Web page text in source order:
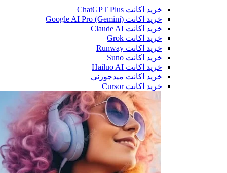
خرید اکانت ChatGPT Plus
خرید اکانت Google AI Pro (Gemini)
خرید اکانت Claude AI
خرید اکانت Grok
خرید اکانت Runway
خرید اکانت Suno
خرید اکانت Hailuo AI
خرید اکانت میدجورنی
خرید اکانت Cursor